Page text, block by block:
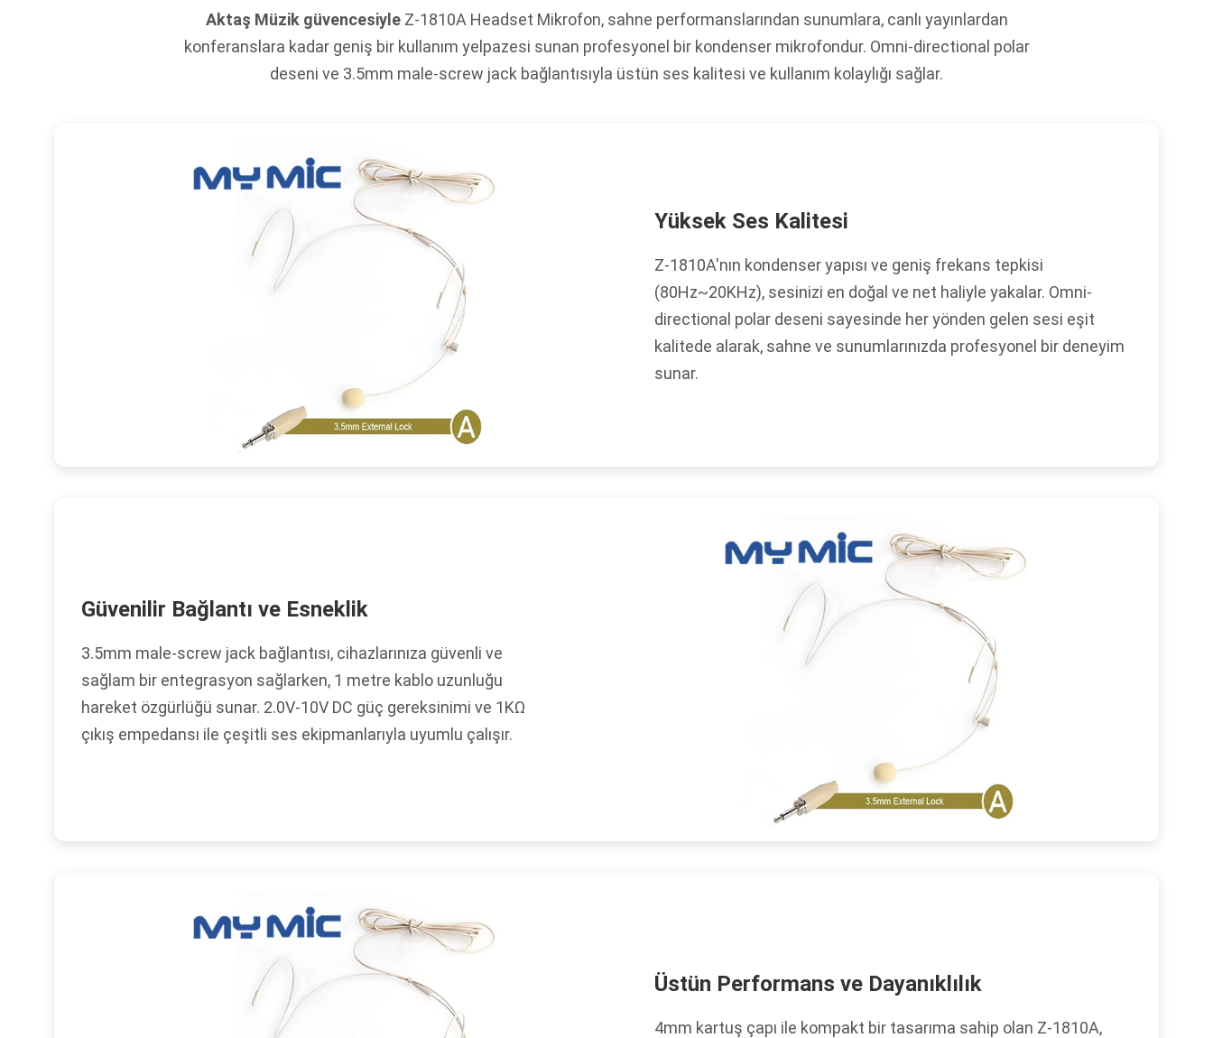
Aktaş Müzik güvencesiyleZ-1810A Headset Mikrofon, sahne performanslarından sunumlara, canlı yayınlardan
konferanslara kadar geniş bir kullanım yelpazesi sunan profesyonel bir kondenser mikrofondur. Omni-directional polar
deseni ve 3.5mm male-screw jack bağlantısıyla üstün ses kalitesi ve kullanım kolaylığı sağlar.
Yüksek Ses Kalitesi
Z-1810A'nın kondenser yapısı ve geniş frekans tepkisi
(80Hz~20KHz), sesinizi en doğal ve net haliyle yakalar. Omni-
directional polar deseni sayesinde her yönden gelen sesi eşit
kalitede alarak, sahne ve sunumlarınızda profesyonel bir deneyim
sunar.
Güvenilir Bağlantı ve Esneklik
3.5mm male-screw jack bağlantısı, cihazlarınıza güvenli ve
sağlam bir entegrasyon sağlarken, 1 metre kablo uzunluğu
hareket özgürlüğü sunar. 2.0V-10V DC güç gereksinimi ve 1KΩ
çıkış empedansı ile çeşitli ses ekipmanlarıyla uyumlu çalışır.
Üstün Performans ve Dayanıklılık
4mm kartuş çapı ile kompakt bir tasarıma sahip olan Z-1810A,